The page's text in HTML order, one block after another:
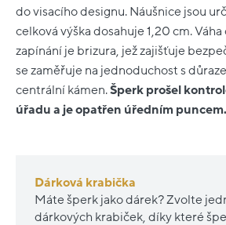
do visacího designu. Náušnice jsou
celková výška dosahuje 1,20 cm. Váha
zapínání je brizura, jež zajišťuje
se zaměřuje na jednoduchost s
centrální kámen.Šperk prošel
úřadu a je opatřen úředním puncem.
Dárková krabička
Máte šperk jako dárek? Zvolte
dárkových krabiček, díky které